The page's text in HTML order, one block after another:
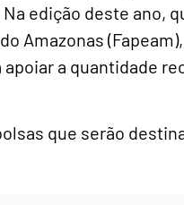
edição deste ano,
Amazonas
apoiar a quantidade
que serão